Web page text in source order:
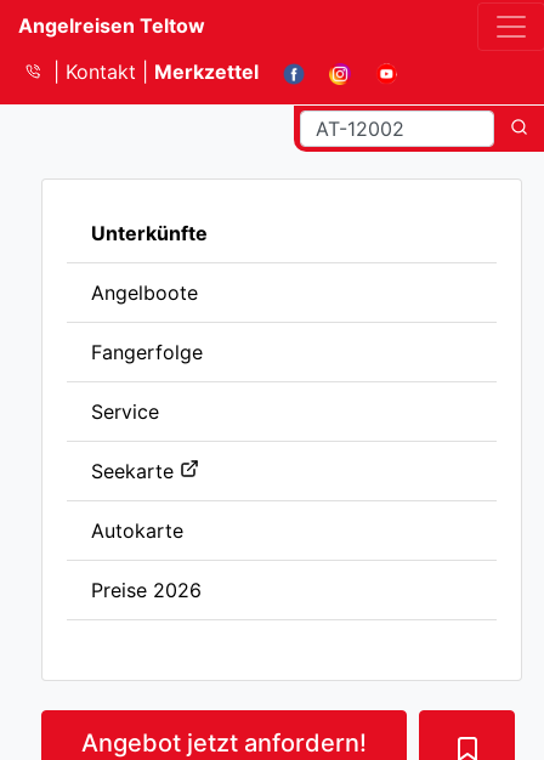
Angelreisen Teltow
Kontakt
Merkzettel
Unterkünfte
Angelboote
Fangerfolge
Service
Seekarte
Autokarte
Preise 2026
Angebot jetzt anfordern!